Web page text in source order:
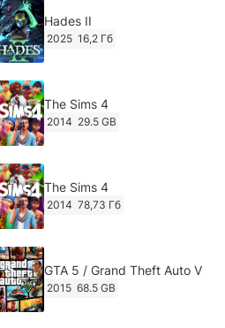
Hades II
2025 16,2 Гб
The Sims 4
2014 29.5 GB
The Sims 4
2014 78,73 Гб
GTA 5 / Grand Theft Auto V
2015 68.5 GB